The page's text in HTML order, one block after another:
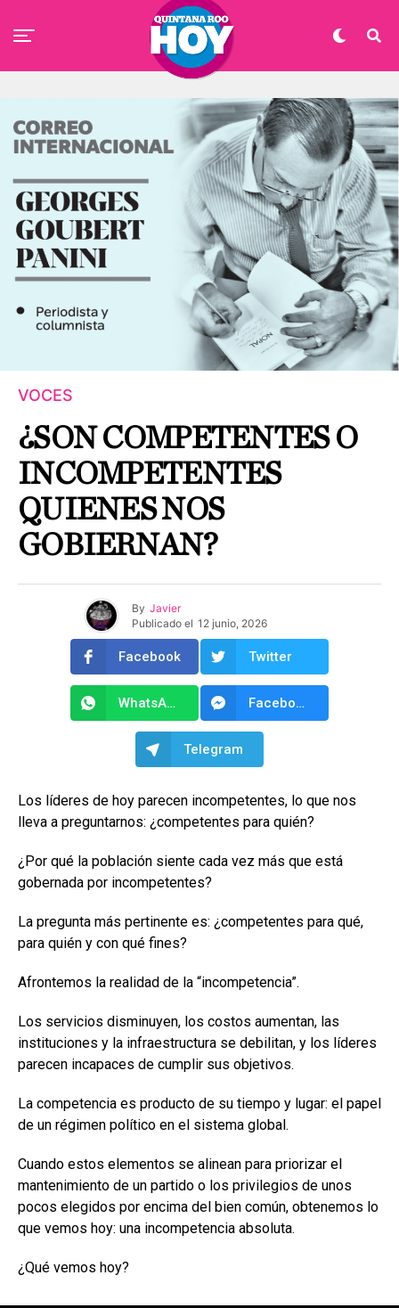
VOCES
¿SON COMPETENTES O
INCOMPETENTES
QUIENES NOS
GOBIERNAN?
By Javier
Publicado el 12 junio, 2026
Facebook Twitter
WhatsApp Facebook Messenger
Telegram
Los líderes de hoy parecen incompetentes, lo que nos
lleva a preguntarnos: ¿competentes para quién?
¿Por qué la población siente cada vez más que está
gobernada por incompetentes?
La pregunta más pertinente es: ¿competentes para qué,
para quién y con qué fines?
Afrontemos la realidad de la “incompetencia”.
Los servicios disminuyen, los costos aumentan, las
instituciones y la infraestructura se debilitan, y los líderes
parecen incapaces de cumplir sus objetivos.
La competencia es producto de su tiempo y lugar: el papel
de un régimen político en el sistema global.
Cuando estos elementos se alinean para priorizar el
mantenimiento de un partido o los privilegios de unos
pocos elegidos por encima del bien común, obtenemos lo
que vemos hoy: una incompetencia absoluta.
¿Qué vemos hoy?